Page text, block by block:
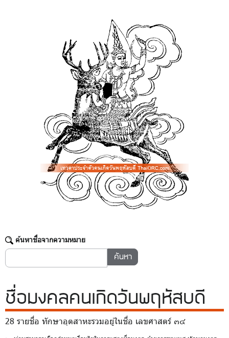
ค้นหาชื่อจากความหมาย
ชื่อมงคลคนเกิดวันพฤหัสบดี
28 รายชื่อ ทักษาอุตสาหะรวมอยู่ในชื่อ เลขศาสตร์ ๓๔